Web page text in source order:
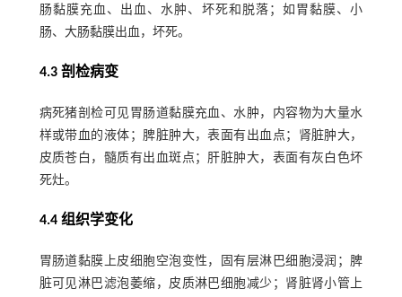
肠黏膜充血、出血、水肿、坏死和脱落；如胃黏膜、小
肠、大肠黏膜出血，坏死。
4.3 剖检病变
病死猪剖检可见胃肠道黏膜充血、水肿，内容物为大量水
样或带血的液体；脾脏肿大，表面有出血点；肾脏肿大，
皮质苍白，髓质有出血斑点；肝脏肿大，表面有灰白色坏
死灶。
4.4 组织学变化
胃肠道黏膜上皮细胞空泡变性，固有层淋巴细胞浸润；脾
脏可见淋巴滤泡萎缩，皮质淋巴细胞减少；肾脏肾小管上